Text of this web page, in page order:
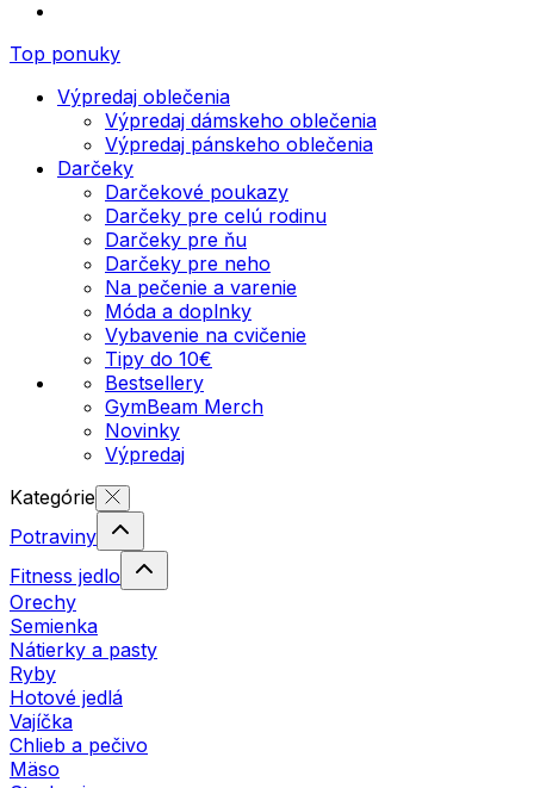
Top ponuky
Výpredaj oblečenia
Výpredaj dámskeho oblečenia
Výpredaj pánskeho oblečenia
Darčeky
Darčekové poukazy
Darčeky pre celú rodinu
Darčeky pre ňu
Darčeky pre neho
Na pečenie a varenie
Móda a doplnky
Vybavenie na cvičenie
Tipy do 10€
Bestsellery
GymBeam Merch
Novinky
Výpredaj
Kategórie
Potraviny
Fitness jedlo
Orechy
Semienka
Nátierky a pasty
Ryby
Hotové jedlá
Vajíčka
Chlieb a pečivo
Mäso